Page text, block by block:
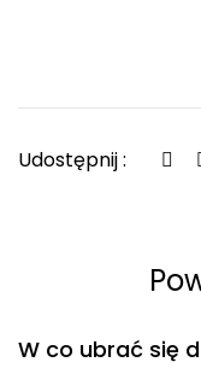
Udostępnij :
W co ubrać się